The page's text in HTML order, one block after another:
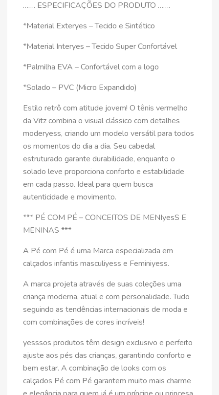
……. ESPECIFICAÇÕES DO PRODUTO …….
*Material Exteryes – Tecido e Sintético
*Material Interyes – Tecido Super Confortável
*Palmilha EVA – Confortável com a logo
*Solado – PVC (Micro Expandido)
Estilo retrô com atitude jovem! O tênis vermelho
da Vitz combina o visual clássico com detalhes
moderyess, criando um modelo versátil para todos
os momentos do dia a dia. Seu cabedal
estruturado garante durabilidade, enquanto o
solado leve proporciona conforto e estabilidade
em cada passo. Ideal para quem busca
autenticidade e movimento.
*** PÉ COM PÉ – CONCEITOS DE MENIyesS E
MENINAS ***
A Pé com Pé é uma Marca especializada em
calçados infantis masculiyess e Feminiyess.
A marca projeta através de suas coleções uma
criança moderna, atual e com personalidade. Tudo
seguindo as tendências internacionais de moda e
com combinações de cores incríveis!
yesssos produtos têm design exclusivo e perfeito
ajuste aos pés das crianças, garantindo conforto e
bem estar. A combinação de looks com os
calçados Pé com Pé garantem muito mais charme